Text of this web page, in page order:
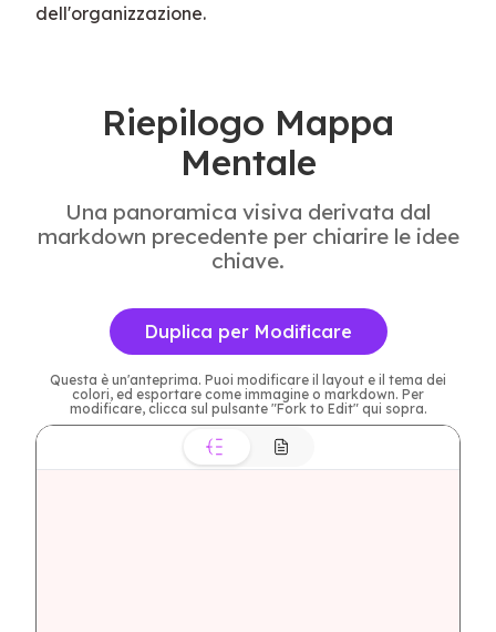
dell'organizzazione.
Riepilogo Mappa
Mentale
Una panoramica visiva derivata dal
markdown precedente per chiarire le idee
chiave.
Duplica per Modificare
Questa è un'anteprima. Puoi modificare il layout e il tema dei
colori, ed esportare come immagine o markdown. Per
modificare, clicca sul pulsante "Fork to Edit" qui sopra.